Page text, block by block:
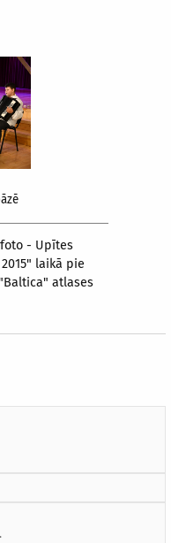
- Upītes
laikā pie
atlases